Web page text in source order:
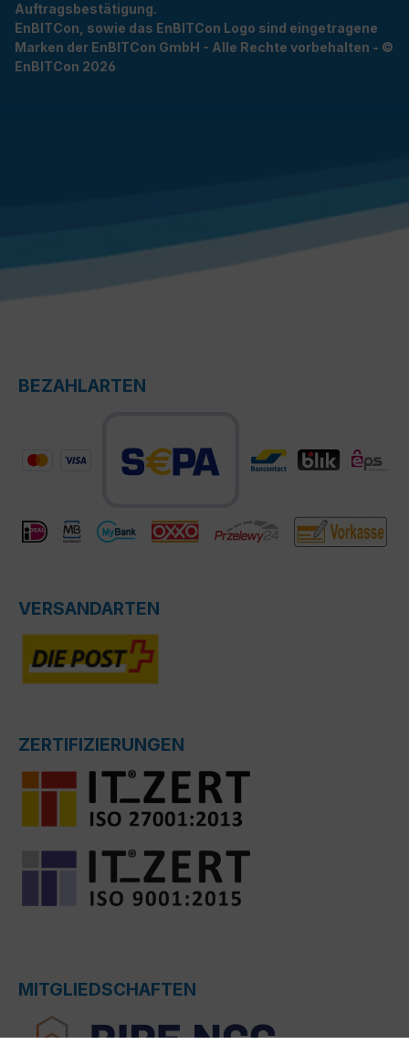
Auftragsbestätigung.
EnBITCon, sowie das EnBITCon Logo sind eingetragene
Marken der EnBITCon GmbH - Alle Rechte vorbehalten - ©
EnBITCon 2026
BEZAHLARTEN
VERSANDARTEN
ZERTIFIZIERUNGEN
MITGLIEDSCHAFTEN